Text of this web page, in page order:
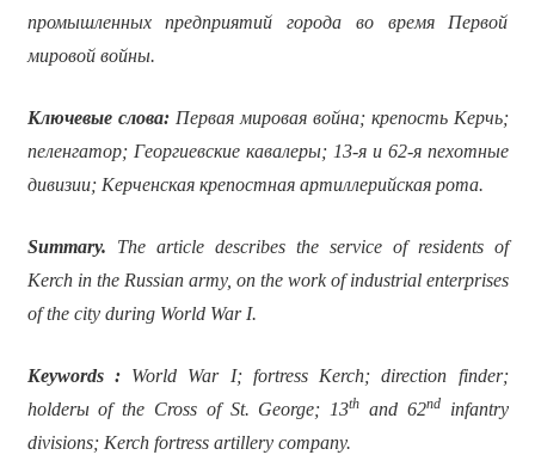
промышленных предприятий города во время Первой
мировой войны.
Ключевые слова:Первая мировая война; крепость Керчь;
пеленгатор; Георгиевские кавалеры; 13-я и 62-я пехотные
дивизии; Керченская крепостная артиллерийская рота.
Summary. The article describes the service of residents of
Kerch in the Russian army, on the work of industrial enterprises
of the city during World War I.
Keywords :World War I; fortress Kerch; direction finder;
holderыof the Cross of St. George; 13th and 62nd
infantry
divisions; Kerch fortress artillery company.